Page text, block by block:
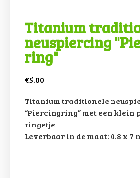
Titanium
neuspiercing
ring"
€5.00
Titanium traditionele
“Piercingring” met een klein
ringetje.
Leverbaar in de maat: 0.8 x 7